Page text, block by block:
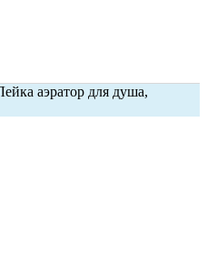
аэратор для душа,